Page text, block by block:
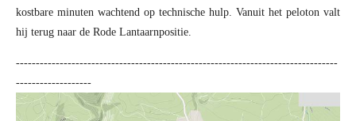
kostbare minuten wachtend op technische hulp. Vanuit het peloton valt
hij terug naar de Rode Lantaarnpositie.
---------------------------------------------------------------------------------
-------------------